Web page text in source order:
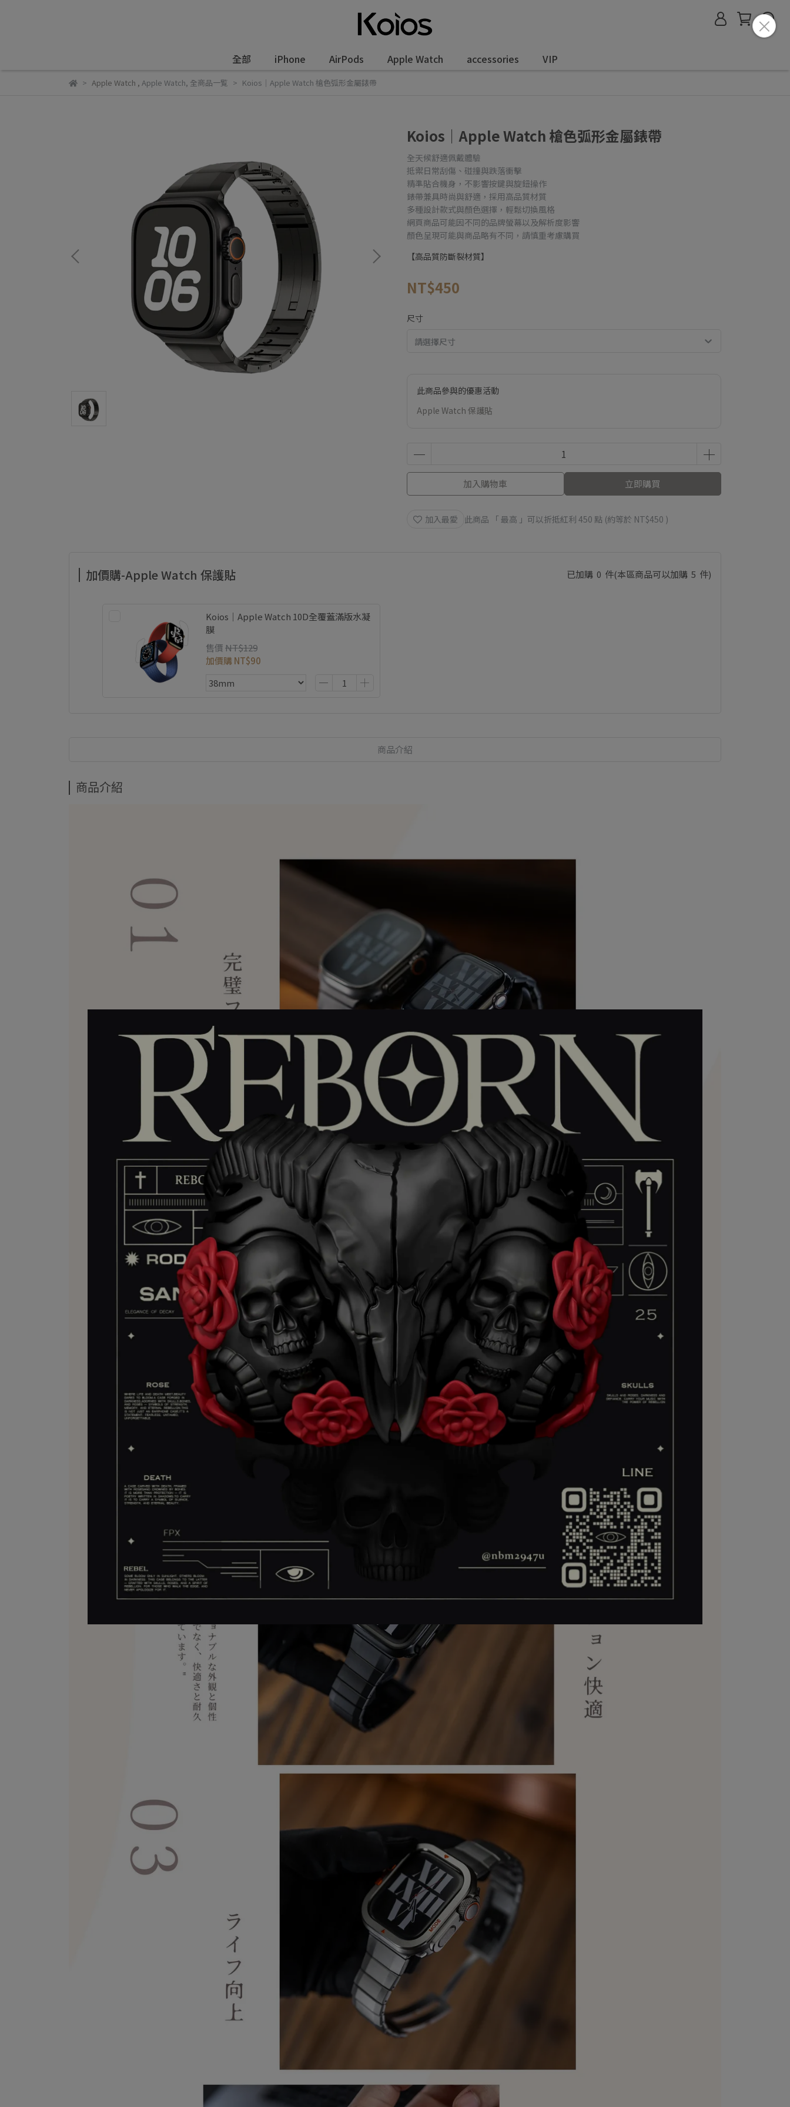
全部 iPhone AirPods Apple Watch accessories VIP
Apple Watch , Apple Watch, 全商品一覧 Koios｜Apple Watch 槍色弧形金屬錶帶
Koios｜Apple Watch 槍色弧形金屬錶帶
全天候舒適佩戴體驗
抵禦日常刮傷、碰撞與跌落衝擊
精準貼合機身，不影響按鍵與旋鈕操作
錶帶兼具時尚與舒適，採用高品質材質
多種設計款式與顏色選擇，輕鬆切換風格
網頁商品可能因不同的品牌螢幕以及解析度影響
顏色呈現可能與商品略有不同，請慎重考慮購買
【高品質防斷裂材質】
NT$450
尺寸
此商品參與的優惠活動
Apple Watch 保護貼
加入購物車 立即購買
加入最愛 此商品 「 最高 」可以折抵紅利 450 點 (約等於 NT$450 )
加價購-Apple Watch 保護貼 已加購 0 件(本區商品可以加購 5 件)
Koios｜Apple Watch 10D全覆蓋滿版水凝
膜
售價NT$129
加價購 NT$90
商品介紹
商品介紹